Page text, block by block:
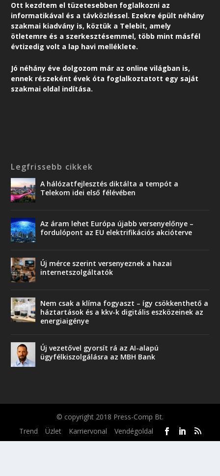
Ott kezdtem el tüzetesebben foglalkozni az
informatikával és a távközléssel. Ezekre épült néhány
szakmai kiadvány is, köztük a Telebit, amely
ötletemre és a szerkesztésemmel, több mint másfél
évtizedig volt a lap havi melléklete.
Jó néhány éve dolgozom már az online világban is,
ennek részeként évek óta foglalkoztatott egy saját
szakmai oldal indítása.
Legfrissebb cikkek
A hálózatfejlesztés diktálta a tempót a
Telekom idei első félévében
Az áram lehet Európa újabb versenyelőnye –
fordulópont az EU elektrifikációs akcióterve
Új mérce szerint versenyeznek a hazai
internetszolgáltatók
Nem csak a klíma fogyaszt – így csökkenthető a
háztartások és a kkv-k digitális eszközeinek az
energiaigénye
Új vezetővel gyorsít rá az AI-alapú
ügyfélkiszolgálásra az MBH Bank
© copyright 2018 Press-Comp Bt.
Trend
Üzlet Karriervonal Vendégoldal